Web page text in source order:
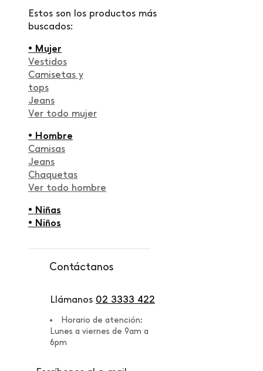
Estos son los productos más
buscados:
• Mujer
Vestidos
Camisetas y
tops
Jeans
Ver todo mujer
• Hombre
Camisas
Jeans
Chaquetas
Ver todo hombre
• Niñas
• Niños
Contáctanos
Llámanos 02 3333 422
Horario de atención:
Lunes a viernes de 9am a
6pm